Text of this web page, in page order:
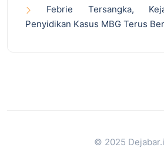
Febrie Tersangka,
Penyidikan Kasus MBG Terus
© 2025